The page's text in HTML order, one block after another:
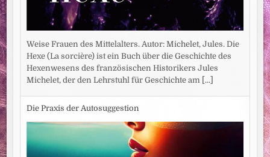
Weise Frauen des Mittelalters. Autor: Michelet, Jules. Die
Hexe (La sorcière) ist ein Buch über die Geschichte des
Hexenwesens des französischen Historikers Jules
Michelet, der den Lehrstuhl für Geschichte am
[...]
Die Praxis der Autosuggestion